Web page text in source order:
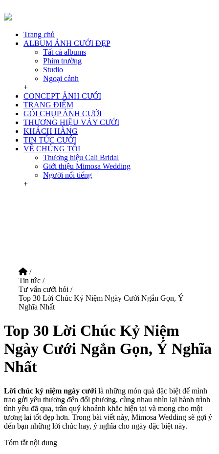
Trang chủ
ALBUM ẢNH CƯỚI ĐẸP
Tất cả albums
Phim trường
Studio
Ngoại cảnh
+
CONCEPT ẢNH CƯỚI
TRANG ĐIỂM
GÓI CHỤP ẢNH CƯỚI
THƯƠNG HIỆU VÁY CƯỚI
KHÁCH HÀNG
TIN TỨC CƯỚI
VỀ CHÚNG TÔI
Thương hiệu Cali Bridal
Giới thiệu Mimosa Wedding
Người nổi tiếng
+
/
Tin tức /
Tư vấn cưới hỏi /
Top 30 Lời Chúc Kỷ Niệm Ngày Cưới Ngắn Gọn, Ý
Nghĩa Nhất
Top 30 Lời Chúc Kỷ Niệm
Ngày Cưới Ngắn Gọn, Ý Nghĩa
Nhất
Lời chúc kỷ niệm ngày cưới là những món quà đặc biệt để mình
trao gửi yêu thương đến đối phương, cùng nhau nhìn lại hành trình
tình yêu đã qua, trân quý khoảnh khắc hiện tại và mong cho một
tương lai tốt đẹp hơn. Trong bài viết này, Mimosa Wedding sẽ gợi ý
đến bạn những lời chúc hay, ý nghĩa cho ngày đặc biệt này.
Tóm tắt nội dung